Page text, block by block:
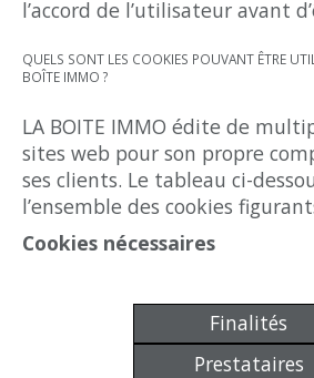
l’accord de l’utilisateur avant
QUELS SONT LES COOKIES POUVANT ÊTRE
BOÎTE IMMO ?
LA BOITE IMMO édite de
sites web pour son propre
ses clients. Le tableau ci-
l’ensemble des cookies
Cookies nécessaires
Finalités
Prestataires